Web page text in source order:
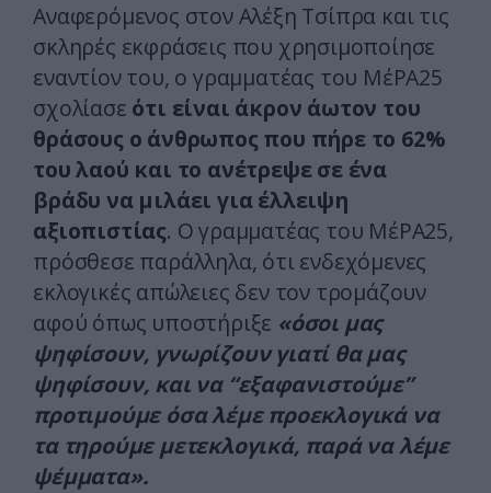
Αναφερόμενος στον Αλέξη Τσίπρα και τις
σκληρές εκφράσεις που χρησιμοποίησε
εναντίον του, ο γραμματέας του ΜέΡΑ25
σχολίασε ότι είναι άκρον άωτον του
θράσους ο άνθρωπος που πήρε το 62%
του λαού και το ανέτρεψε σε ένα
βράδυ να μιλάει για έλλειψη
αξιοπιστίας. Ο γραμματέας του ΜέΡΑ25,
πρόσθεσε παράλληλα, ότι ενδεχόμενες
εκλογικές απώλειες δεν τον τρομάζουν
αφού όπως υποστήριξε «όσοι μας
ψηφίσουν, γνωρίζουν γιατί θα μας
ψηφίσουν, και να “εξαφανιστούμε”
προτιμούμε όσα λέμε προεκλογικά να
τα τηρούμε μετεκλογικά, παρά να λέμε
ψέμματα».